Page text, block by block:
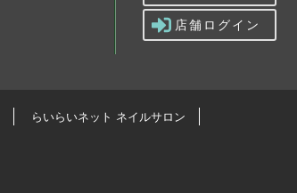
店舗ログイン
らいらいネット ネイルサロン